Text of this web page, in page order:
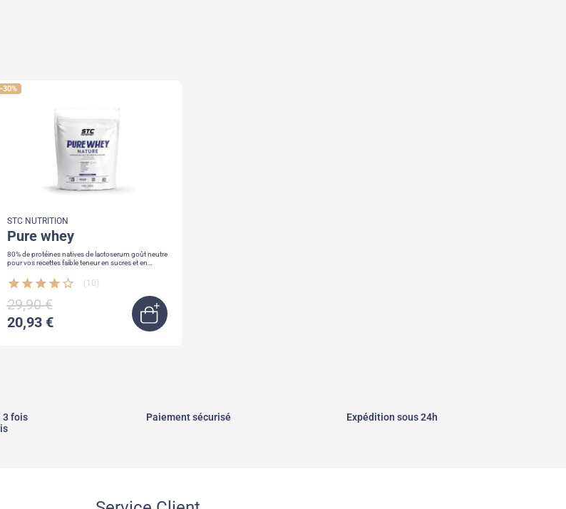
-30%
pure whey
STC NUTRITION
80% de protéines natives de lactoserum goût neutre
pour vos recettes faible teneur en sucres et en
star star star star star_border (10)
29,90 €
20,93 €
Ajouter au panier
3 fois
Paiement sécurisé Expédition sous 24h